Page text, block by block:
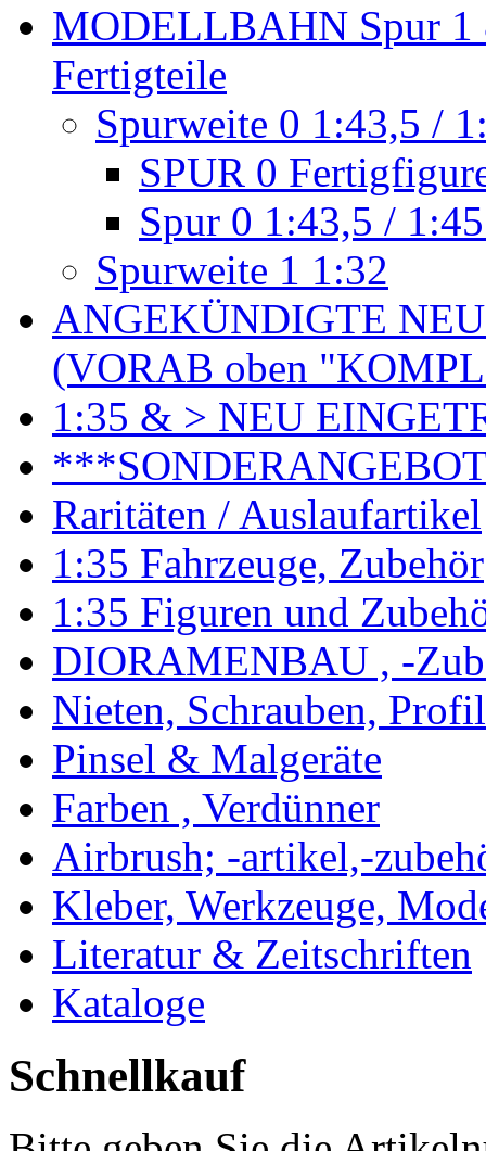
MODELLBAHN Spur 1
Fertigteile
Spurweite 0 1:43,5 /
SPUR 0
Spur 0 1:43,5 /
Spurweite 1 1:32
ANGEKÜNDIGTE
(VORAB oben
1:35 & > NEU
Raritäten / Auslaufartikel
1:35 Fahrzeuge, Zubehör
1:35 Figuren und
DIORAMENBAU , -
Nieten, Schrauben,
Pinsel & Malgeräte
Farben , Verdünner
Airbrush; -artikel,-
Kleber, Werkzeuge,
Literatur & Zeitschriften
Kataloge
Schnellkauf